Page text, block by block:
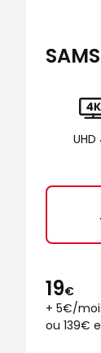
UHD
19€
+ 5€/
ou 139€